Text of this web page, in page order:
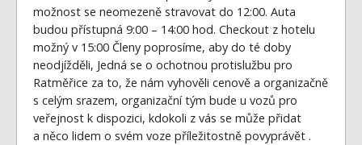
možnost se neomezeně stravovat do 12:00. Auta
budou přístupná 9:00 – 14:00 hod. Checkout z hotelu
možný v 15:00 Členy poprosíme, aby do té doby
neodjížděli, Jedná se o ochotnou protislužbu pro
Ratměřice za to, že nám vyhověli cenově a organizačně
s celým srazem, organizační tým bude u vozů pro
veřejnost k dispozici, kdokoli z vás se může přidat
a něco lidem o svém voze příležitostně povyprávět .